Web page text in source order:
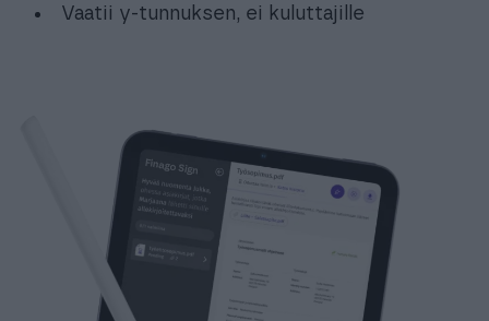
Vaatii y-tunnuksen, ei kuluttajille